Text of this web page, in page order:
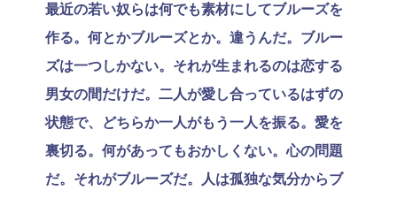
最近の若い奴らは何でも素材にしてブルーズを
作る。何とかブルーズとか。違うんだ。ブルー
ズは一つしかない。それが生まれるのは恋する
男女の間だけだ。二人が愛し合っているはずの
状態で、どちらか一人がもう一人を振る。愛を
裏切る。何があってもおかしくない。心の問題
だ。それがブルーズだ。人は孤独な気分からブ